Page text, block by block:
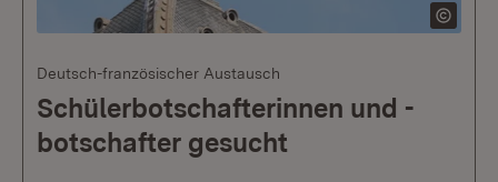
Deutsch-französischer Austausch
Schülerbotschafterinnen und -
botschafter gesucht